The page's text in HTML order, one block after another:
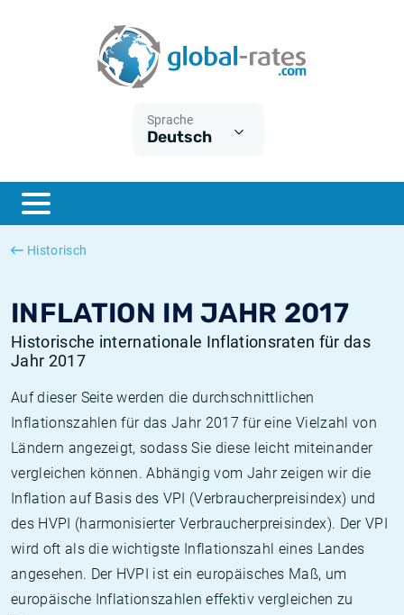
Sprache
Deutsch
Historisch
INFLATION IM JAHR 2017
Historische internationale Inflationsraten für das
Jahr 2017
Auf dieser Seite werden die durchschnittlichen
Inflationszahlen für das Jahr 2017 für eine Vielzahl von
Ländern angezeigt, sodass Sie diese leicht miteinander
vergleichen können. Abhängig vom Jahr zeigen wir die
Inflation auf Basis des VPI (Verbraucherpreisindex) und
des HVPI (harmonisierter Verbraucherpreisindex). Der VPI
wird oft als die wichtigste Inflationszahl eines Landes
angesehen. Der HVPI ist ein europäisches Maß, um
europäische Inflationszahlen effektiv vergleichen zu
ESTER
SONIA
Was ist die VPI-Inflation?
Was ist die HVPI-Inflation?
Deutsche inflation
Europäische inflation
Historische Euribor-Sätze
Historische ESTER-Sätze
Historische SOFR-Sätze
Historische SONIA-Sätze
Inflationsrechner